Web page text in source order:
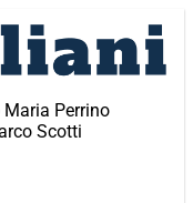
Perrino
Scotti